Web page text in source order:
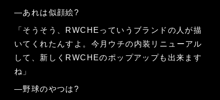
—あれは似顔絵?
「そうそう、RWCHEっていうブランドの人が描
いてくれたんすよ。今月ウチの内装リニューアル
して、新しくRWCHEのポップアップも出来ます
ね」
—野球のやつは?